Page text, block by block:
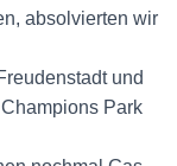
absolvierten wir
und
Park